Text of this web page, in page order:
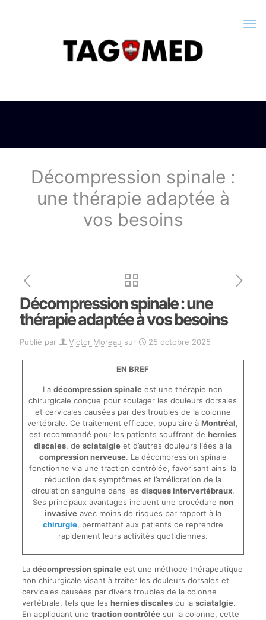
Décompression spinale :
une thérapie adaptée à
vos besoins
Décompression spinale : une
thérapie adaptée à vos besoins
Publié par Victor Moreau sur 25 octobre 2025
EN BREF
Ladécompression spinale est une thérapie non
chirurgicale conçue pour soulager les douleurs dorsales
et cervicales causées par des troubles de la colonne
vertébrale. Ce traitement efficace, populaire àMontréal,
est recommandé pour les patients souffrant dehernies
discales, desciatalgie et d’autres douleurs liées à la
compression nerveuse. La décompression spinale
fonctionne via une traction contrôlée, favorisant ainsi la
réduction des symptômes et l’amélioration de la
circulation sanguine dans les disques intervertébraux.
Ses principaux avantages incluent une procédure non
invasiveavec moins de risques par rapport à la
chirurgie, permettant aux patients de reprendre
rapidement leurs activités quotidiennes.
La décompression spinaleest une méthode thérapeutique
non chirurgicale visant à traiter les douleurs dorsales et
cervicales causées par divers troubles de la colonne
vertébrale, tels que les hernies discalesou la sciatalgie.
En appliquant une traction contrôléesur la colonne, cette